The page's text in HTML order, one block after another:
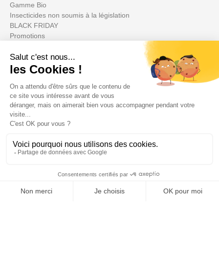
Gamme Bio
Insecticides non soumis à la législation
BLACK FRIDAY
Promotions
Votre compte
Informations
